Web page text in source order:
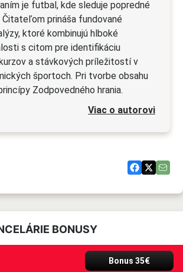
je futbal, kde sleduje popredné
Čitateľom prináša fundované
ktoré kombinujú hlboké
s citom pre identifikáciu
a stávkových príležitostí v
športoch. Pri tvorbe obsahu
Zodpovedného hrania.
Viac o autorovi
BONUSY
Bonus 35€